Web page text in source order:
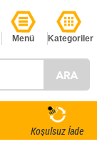
Menü Kategoriler
Koşulsuz İade